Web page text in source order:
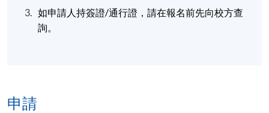
如申請人持簽證/通行證，請在報名前先向校方查
詢。
申請